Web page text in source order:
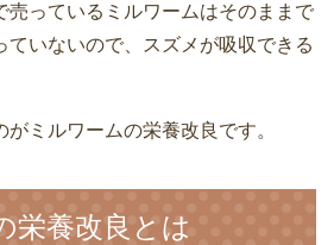
売っているミルワームはそのままで
ていないので、スズメが吸収できる
ミルワームの栄養改良です。
栄養改良とは